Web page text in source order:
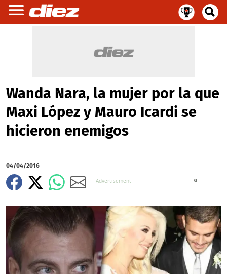
Wanda Nara, la mujer por la que
Maxi López y Mauro Icardi se
hicieron enemigos
04/04/2016
X